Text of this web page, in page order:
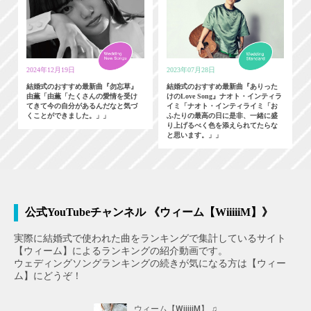
2024年12月19日
結婚式のおすすめ最新曲『勿忘草』
由薫「由薫「たくさんの愛情を受け
てきて今の自分があるんだなと気づ
くことができました。」」
2023年07月28日
結婚式のおすすめ最新曲『ありった
けのLove Song』ナオト・インティラ
イミ「ナオト・インティライミ「お
ふたりの最高の日に是非、一緒に盛
り上げるべく色を添えられてたらな
と思います。」」
公式YouTubeチャンネル 《ウィーム【WiiiiiM】》
実際に結婚式で使われた曲をランキングで集計しているサイト
【ウィーム】によるランキングの紹介動画です。
ウェディングソングランキングの続きが気になる方は【ウィー
ム】にどうぞ！